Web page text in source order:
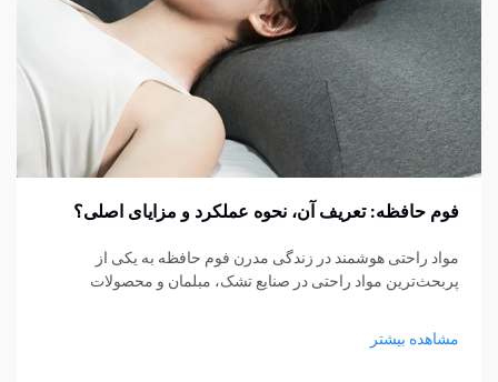
فوم حافظه: تعریف آن، نحوه عملکرد و مزایای اصلی؟
مواد راحتی هوشمند در زندگی مدرن فوم حافظه به یکی از
پربحث‌ترین مواد راحتی در صنایع تشک، مبلمان و محصولات
مشاهده بیشتر